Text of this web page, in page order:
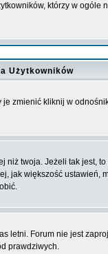
którzy w
Użytkowników
je zmienić kliknij w
niż twoja. Jeżeli tak jest,
jak większość ustawień,
Forum nie jest
prawdziwych.